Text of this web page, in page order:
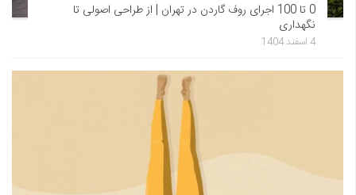
0 تا 100 اجرای روف گاردن در تهران | از طراحی اصولی تا
نگهداری
4 اسفند 1404